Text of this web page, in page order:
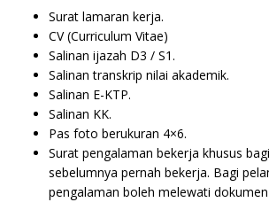
Surat lamaran kerja.
CV (Curriculum Vitae)
Salinan ijazah D3 / S1.
Salinan transkrip nilai akademik.
Salinan E-KTP.
Salinan KK.
Pas foto berukuran 4×6.
Surat pengalaman bekerja khusus
sebelumnya pernah bekerja. Bagi
pengalaman boleh melewati dokumen